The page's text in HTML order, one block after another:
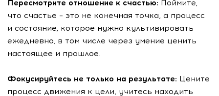
Пересмотрите отношение к счастью: Поймите,
что счастье – это не конечная точка, а процесс
и состояние, которое нужно культивировать
ежедневно, в том числе через умение ценить
настоящее и прошлое.
Фокусируйтесь не только на результате: Цените
процесс движения к цели, учитесь находить